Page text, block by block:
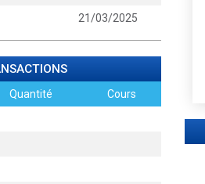
21/03/2025
Quantité Cours